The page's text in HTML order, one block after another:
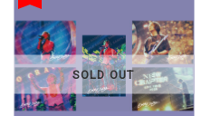
SOLD OUT